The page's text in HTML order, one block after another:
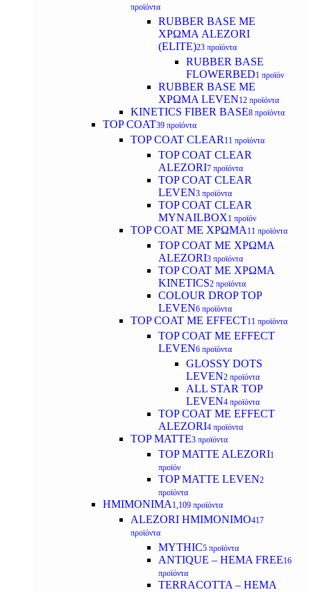
προϊόντα
RUBBER BASE ΜΕ
ΧΡΩΜΑ ALEZORI
(ELITE)23 προϊόντα
RUBBER BASE
FLOWERBED1 προϊόν
RUBBER BASE ΜΕ
ΧΡΩΜΑ LEVEN12 προϊόντα
KINETICS FIBER BASE8 προϊόντα
TOP COAT39 προϊόντα
TOP COAT CLEAR 11 προϊόντα
TOP COAT CLEAR
ALEZORI7 προϊόντα
TOP COAT CLEAR
LEVEN3 προϊόντα
TOP COAT CLEAR
MYNAILBOX1 προϊόν
TOP COAT ΜΕ ΧΡΩΜΑ 11 προϊόντα
TOP COAT ΜΕ ΧΡΩΜΑ
ALEZORI3 προϊόντα
TOP COAT ΜΕ ΧΡΩΜΑ
KINETICS2 προϊόντα
COLOUR DROP TOP
LEVEN6 προϊόντα
TOP COAT ΜΕ EFFECT11 προϊόντα
TOP COAT ME EFFECT
LEVEN6 προϊόντα
GLOSSY DOTS
LEVEN2 προϊόντα
ALL STAR TOP
LEVEN4 προϊόντα
TOP COAT ME EFFECT
ALEZORI4 προϊόντα
TOP MATTE3 προϊόντα
TOP MATTE ALEZORI1
προϊόν
TOP MATTE LEVEN2
προϊόντα
ΗΜΙΜΟΝΙΜΑ 1,109 προϊόντα
ALEZORI ΗΜΙΜΟΝΙΜΟ417
προϊόντα
MYTHIC5 προϊόντα
ANTIQUE – HEMA FREE16
προϊόντα
TERRACOTTA – HEMA